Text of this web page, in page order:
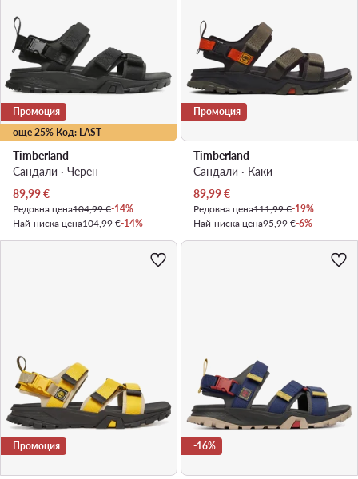
още 25% Код: LAST
Промоция
Timberland
Сандали · Черен
Актуална цена
89,99€
Редовна цена104,99 €-14%
Най-ниска цена104,99 €-14%
Промоция
Timberland
Сандали · Каки
Актуална цена
89,99€
Редовна цена111,99 €-19%
Най-ниска цена95,99 €-6%
Промоция -16%